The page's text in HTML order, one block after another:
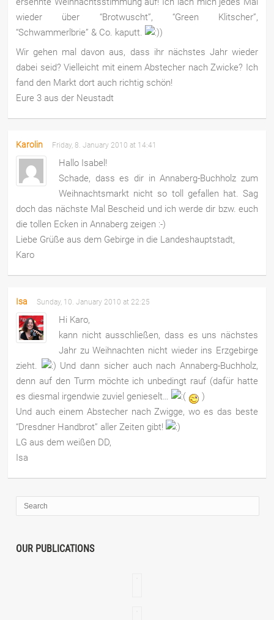
wieder über “Brotwuscht”, “Green Klitscher”,
“Schwammerlbrie” & Co. kaputt.
Wir gehen mal davon aus, dass ihr nächstes Jahr wieder
dabei seid? Vielleicht mit einem Abstecher nach Zwicke? Ich
fand den Markt dort auch richtig schön!
Eure 3 aus der Neustadt
Karolin Friday, 8. January 2010 at 14:41
Hallo Isabel!
Schade, dass es dir in Annaberg-Buchholz zum
Weihnachtsmarkt nicht so toll gefallen hat. Sag
doch das nächste Mal Bescheid und ich werde dir bzw. euch
die tollen Ecken in Annaberg zeigen :-)
Liebe Grüße aus dem Gebirge in die Landeshauptstadt,
Karo
Isa Sunday, 10. January 2010 at 22:25
Hi Karo,
kann nicht ausschließen, dass es uns nächstes
Jahr zu Weihnachten nicht wieder ins Erzgebirge
zieht.
Und dann sicher auch nach Annaberg-Buchholz,
denn auf den Turm möchte ich unbedingt rauf (dafür hatte
es diesmal irgendwie zuviel genieselt…
)
Und auch einem Abstecher nach Zwigge, wo es das beste
“Dresdner Handbrot” aller Zeiten gibt!
LG aus dem weißen DD,
Isa
OUR PUBLICATIONS